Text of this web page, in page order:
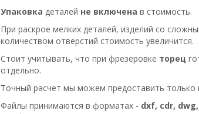
Упаковка деталей не включена в стоимость.
При раскрое мелких деталей, изделий со
количеством отверстий стоимость увеличится.
Стоит учитывать, что при фрезеровке торец
отдельно.
Точный расчет мы можем предоставить только
Файлы принимаются в форматах - dxf, cdr,